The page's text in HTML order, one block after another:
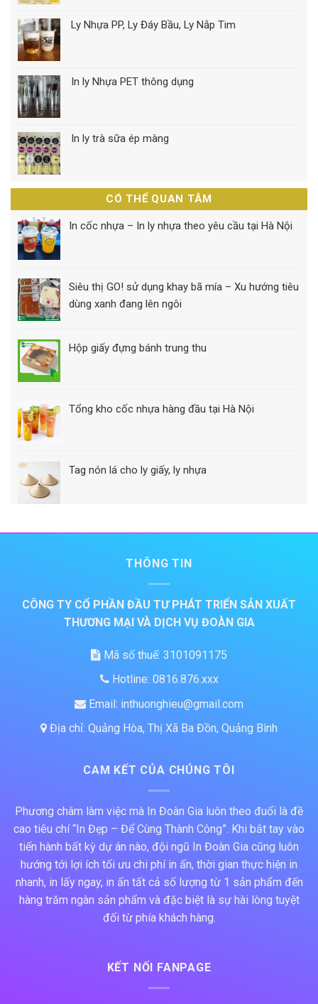
Ly Nhựa PP, Ly Đáy Bầu, Ly Nắp Tim
In ly Nhựa PET thông dụng
In ly trà sữa ép màng
CÓ THỂ QUAN TÂM
In cốc nhựa – In ly nhựa theo yêu cầu tại Hà Nội
Siêu thị GO! sử dụng khay bã mía – Xu hướng tiêu
dùng xanh đang lên ngôi
Hộp giấy đựng bánh trung thu
Tổng kho cốc nhựa hàng đầu tại Hà Nội
Tag nón lá cho ly giấy, ly nhựa
THÔNG TIN
CÔNG TY CỔ PHẦN ĐẦU TƯ PHÁT TRIỂN SẢN XUẤT
THƯƠNG MẠI VÀ DỊCH VỤ ĐOÀN GIA
Mã số thuế: 3101091175
Hotline: 0816.876.xxx
Email: inthuonghieu@gmail.com
Địa chỉ: Quảng Hòa, Thị Xã Ba Đồn, Quảng Bình
CAM KẾT CỦA CHÚNG TÔI
Phương châm làm việc mà In Đoàn Gia luôn theo đuổi là đề
cao tiêu chí “In Đẹp – Để Cùng Thành Công”. Khi bắt tay vào
tiến hành bất kỳ dự án nào, đội ngũ In Đoàn Gia cũng luôn
hướng tới lợi ích tối ưu chi phí in ấn, thời gian thực hiện in
nhanh, in lấy ngay, in ấn tất cả số lượng từ 1 sản phẩm đến
hàng trăm ngàn sản phẩm và đặc biệt là sự hài lòng tuyệt
đối từ phía khách hàng.
KẾT NỐI FANPAGE